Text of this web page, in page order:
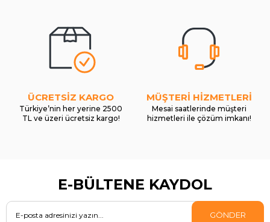
ÜCRETSİZ KARGO
Türkiye’nin her yerine 2500
TL ve üzeri ücretsiz kargo!
MÜŞTERİ HİZMETLERİ
Mesai saatlerinde müşteri
hizmetleri ile çözüm imkanı!
E-BÜLTENE KAYDOL
GÖNDER